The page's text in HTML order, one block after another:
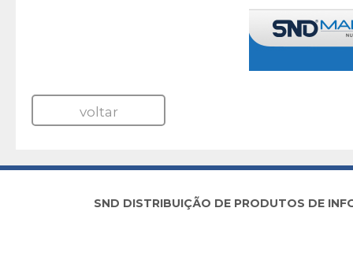
voltar
SND DISTRIBUIÇÃO DE PRODUTOS DE